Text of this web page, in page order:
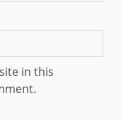
in this